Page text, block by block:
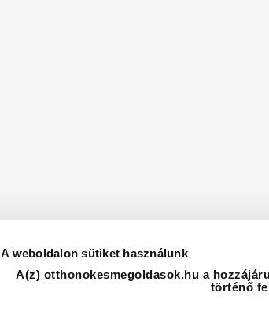
A weboldalon sütiket használunk
A(z) otthonokesmegoldasok.hu a
történő